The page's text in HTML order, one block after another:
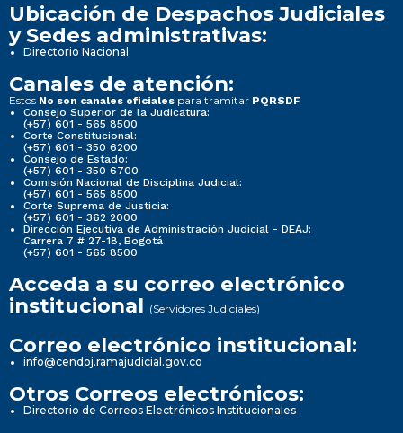
Ubicación de Despachos Judiciales
y Sedes administrativas:
Directorio Nacional
Canales de atención:
Estos No son canales oficiales para tramitar PQRSDF
Consejo Superior de la Judicatura:
(+57) 601 - 565 8500
Corte Constitucional:
(+57) 601 - 350 6200
Consejo de Estado:
(+57) 601 - 350 6700
Comisión Nacional de Disciplina Judicial:
(+57) 601 - 565 8500
Corte Suprema de Justicia:
(+57) 601 - 362 2000
Dirección Ejecutiva de Administración Judicial - DEAJ:
Carrera 7 # 27-18, Bogotá
(+57) 601 - 565 8500
Acceda a su correo electrónico
institucional (Servidores Judiciales)
Correo electrónico institucional:
info@cendoj.ramajudicial.gov.co
Otros Correos electrónicos:
Directorio de Correos Electrónicos Institucionales